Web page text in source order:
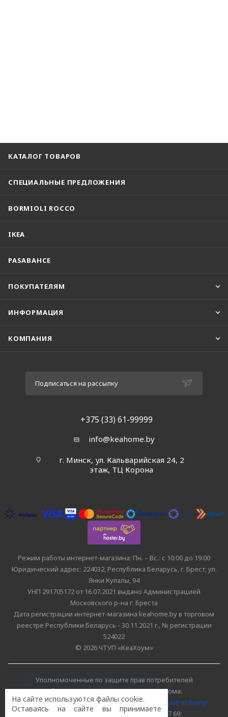
КАТАЛОГ ТОВАРОВ
СПЕЦИАЛЬНЫЕ ПРЕДЛОЖЕНИЯ
BORMIOLI ROCCO
IKEA
PASABAHCE
ПОКУПАТЕЛЯМ
ИНФОРМАЦИЯ
КОМПАНИЯ
Подписаться на рассылку
+375 (33) 61-99999
info@keahome.by
г. Минск, ул. Кальварийская 24, 2
этаж, ТЦ Корона
Режим работы интернет-магазина: Пн. – Вс.: с 10:00 до 19:00
Юридический адрес: 224032, Республика Беларусь, г. Брест, ул.
Янки Купалы, 94
УНП 291705172 от 16.07.2021 выдано Администрацией
Московского р-на г. Бреста
Дата регистрации интернет-магазина keahome.by в торговом
реестре Республики Беларусь - 30.11.2021 г., № регистрации
524022
© 2026 ЧТУП «КеаХоум»
Уполномоченные по защите прав потребителей
облисполкомов, Минского горисполкома:
https://www.mart.gov.by/activity/zashchita-prav-potrebiteley/
БРЕСТСКАЯ ОБЛАСТЬ тел. (80162) 26 97 69;
На сайте используются файлы cookie.
Оставаясь на сайте вы принимаете